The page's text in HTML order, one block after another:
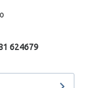
624679